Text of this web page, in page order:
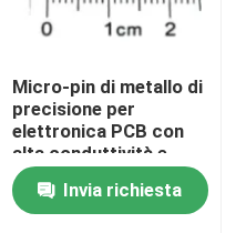
Micro-pin di metallo di
precisione per
elettronica PCB con
alta conduttività e
diametro di 0,2 mm in
geometria
personalizzabile
Invia richiesta